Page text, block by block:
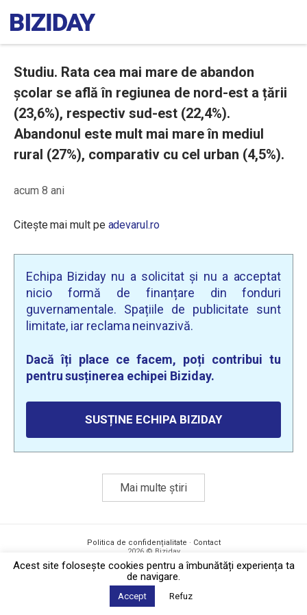
Studiu. Rata cea mai mare de abandon
şcolar se află în regiunea de nord-est a țării
(23,6%), respectiv sud-est (22,4%).
Abandonul este mult mai mare în mediul
rural (27%), comparativ cu cel urban (4,5%).
acum 8 ani
Citește mai mult pe adevarul.ro
Echipa Biziday nu a solicitat și nu a acceptat
nicio formă de finanțare din fonduri
guvernamentale. Spațiile de publicitate sunt
limitate, iar reclama neinvazivă.
Dacă îți place ce facem, poți contribui tu
pentru susținerea echipei Biziday.
SUSȚINE ECHIPA BIZIDAY
Mai multe știri
Politica de confidențialitate · Contact
2026 © Biziday
Acest site foloseşte cookies pentru a îmbunătăți experiența ta
de navigare.
Accept Refuz